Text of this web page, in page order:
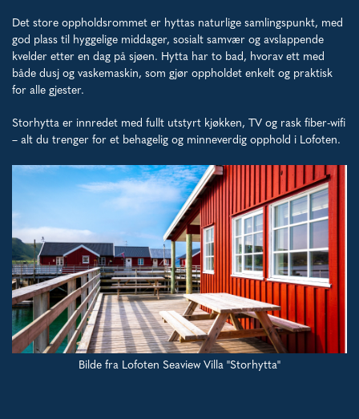
Det store oppholdsrommet er hyttas naturlige samlingspunkt, med
god plass til hyggelige middager, sosialt samvær og avslappende
kvelder etter en dag på sjøen. Hytta har to bad, hvorav ett med
både dusj og vaskemaskin, som gjør oppholdet enkelt og praktisk
for alle gjester.
Storhytta er innredet med fullt utstyrt kjøkken, TV og rask fiber-wifi
– alt du trenger for et behagelig og minneverdig opphold i Lofoten.
Bilde fra Lofoten Seaview Villa "Storhytta"